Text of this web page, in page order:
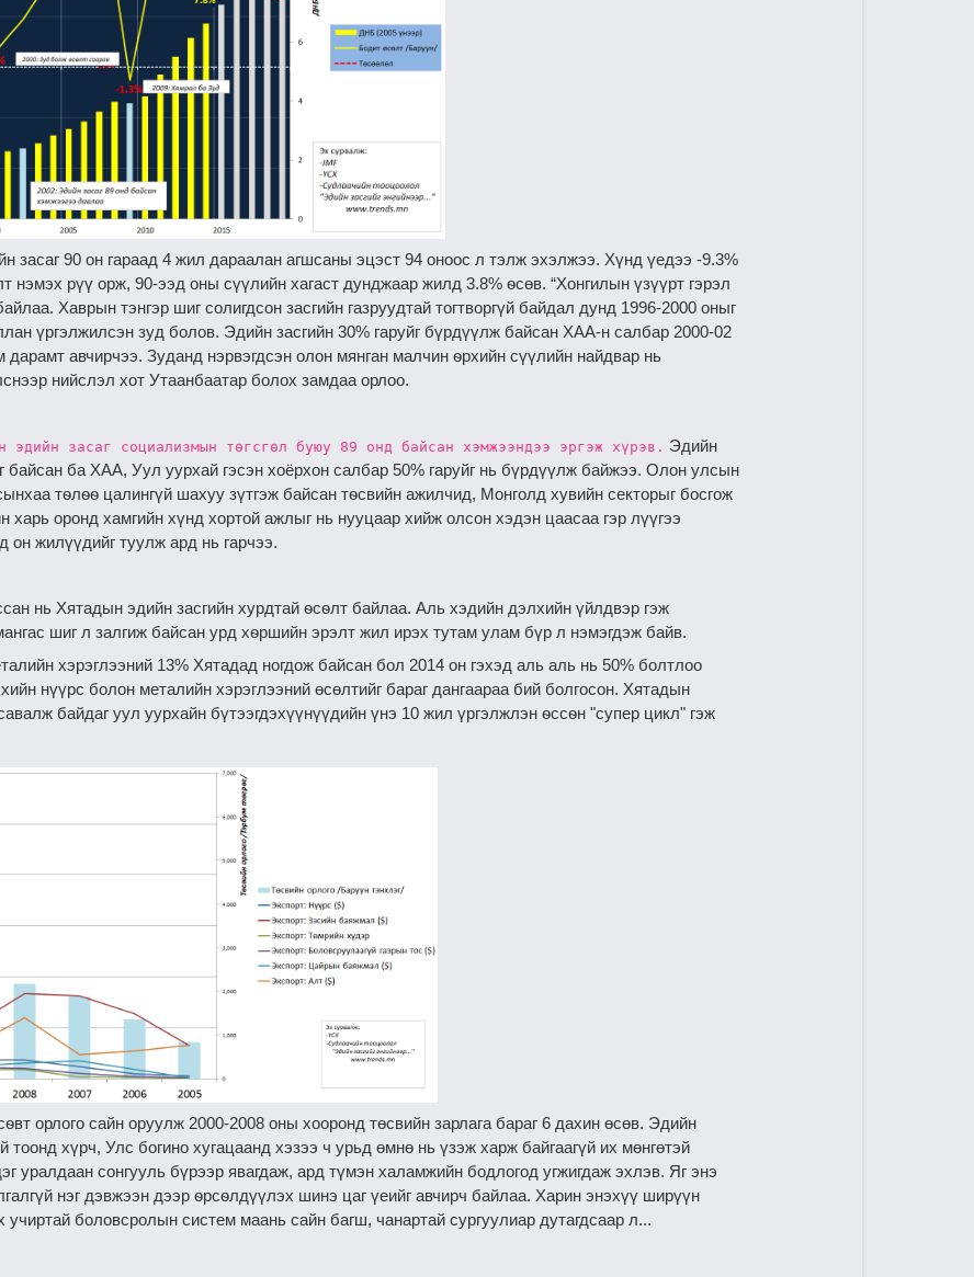
засаг 90 он гараад 4 жил дараалан агшсаны эцэст 94 оноос л тэлж эхэлжээ. Хүнд үедээ -9.3%
нэмэх рүү орж, 90-ээд оны сүүлийн хагаст дунджаар жилд 3.8% ѳсөв. “Хонгилын үзүүрт гэрэл
Хаврын тэнгэр шиг солигдсон засгийн газруудтай тогтворгүй байдал дунд 1996-2000 оныг
үргэлжилсэн зуд болов. Эдийн засгийн 30% гаруйг бүрдүүлж байсан ХАА-н салбар 2000-02
авчирчээ. Зуданд нэрвэгдсэн олон мянган малчин ѳрхийн сүүлийн найдвар нь
нийслэл хот Утаанбаатар болох замдаа орлоо.
эдийн засаг социализмын төгсгөл буюу 89 онд байсан хэмжээндээ эргэж хүрэв. Эдийн
ба ХАА, Уул уурхай гэсэн хоёрхон салбар 50% гаруйг нь бүрдүүлж байжээ. Олон улсын
тѳлѳѳ цалингүй шахуу зүтгэж байсан тѳсвийн ажилчид, Монголд хувийн секторыг босгож
харь оронд хамгийн хүнд хортой ажлыг нь нууцаар хийж олсон хэдэн цаасаа гэр лүүгээ
он жилүүдийг туулж ард нь гарчээ.
нь Хятадын эдийн засгийн хурдтай ѳсѳлт байлаа. Аль хэдийн дэлхийн үйлдвэр гэж
шиг л залгиж байсан урд хѳршийн эрэлт жил ирэх тутам улам бүр л нэмэгдэж байв.
хэрэглээний 13% Хятадад ногдож байсан бол 2014 он гэхэд аль аль нь 50% болтлоо
нүүрс болон металийн хэрэглээний өсөлтийг бараг дангаараа бий болгосон. Хятадын
байдаг уул уурхайн бүтээгдэхүүнүүдийн үнэ 10 жил үргэлжлэн ѳссѳн "супер цикл" гэж
орлого сайн оруулж 2000-2008 оны хооронд төсвийн зарлага бараг 6 дахин өсөв. Эдийн
тоонд хүрч, Улс богино хугацаанд хэзээ ч урьд өмнө нь үзэж харж байгаагүй их мөнгөтэй
уралдаан сонгууль бүрээр явагдаж, ард түмэн халамжийн бодлогод угжигдаж эхлэв. Яг энэ
нэг дэвжээн дээр ѳрсѳлдүүлэх шинэ цаг үеийг авчирч байлаа. Харин энэхүү ширүүн
учиртай боловсролын систем маань сайн багш, чанартай сургуулиар дутагдсаар л...